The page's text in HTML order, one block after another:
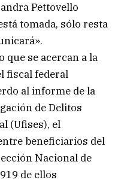
Pettovello
tomada, sólo resta
que se acercan a la
fiscal federal
al informe de la
de Delitos
(Ufises), el
beneficiarios del
Nacional de
de ellos